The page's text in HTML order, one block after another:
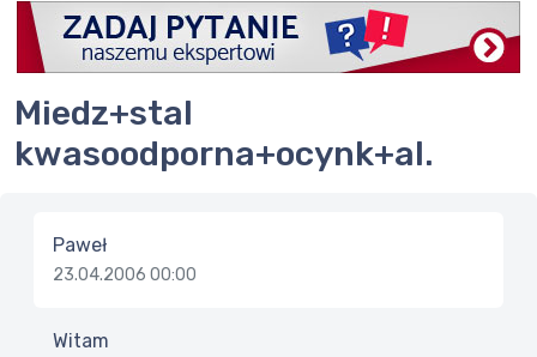
miedz+stal
kwasoodporna+ocynk+al.
Paweł
23.04.2006 00:00
Witam